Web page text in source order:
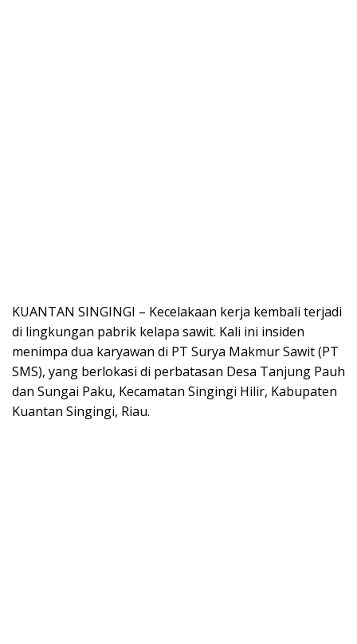
KUANTAN SINGINGI – Kecelakaan kerja kembali terjadi
di lingkungan pabrik kelapa sawit. Kali ini insiden
menimpa dua karyawan di PT Surya Makmur Sawit (PT
SMS), yang berlokasi di perbatasan Desa Tanjung Pauh
dan Sungai Paku, Kecamatan Singingi Hilir, Kabupaten
Kuantan Singingi, Riau.